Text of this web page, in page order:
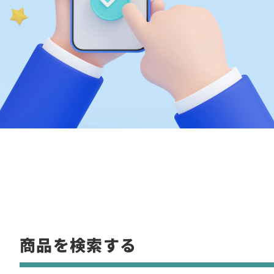
商品を検索する